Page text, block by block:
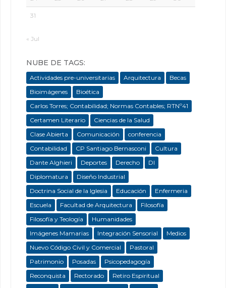
31
« Jul
NUBE DE TAGS:
Actividades pre-universitarias Arquitectura
Becas
Bioimágenes
Bioética
Carlos Torres; Contabilidad; Normas Contables; RTNº41
Certamen Literario
Ciencias de la Salud
Clase Abierta
Comunicación
conferencia
Contabilidad
CP Santiago Bernasconi
Cultura
Dante Alghieri
Deportes Derecho
DI
Diplomatura
Diseño Industrial
Doctrina Social de la Iglesia
Educación
Enfermeria
Escuela
Facultad de Arquitectura
Filosofía
Filosofía y Teología
Humanidades
Imágenes Mamarias
Integración Sensorial
Medios
Nuevo Código Civil y Comercial
Pastoral
Patrimonio
Posadas
Psicopedagogía
Reconquista
Rectorado
Retiro Espiritual